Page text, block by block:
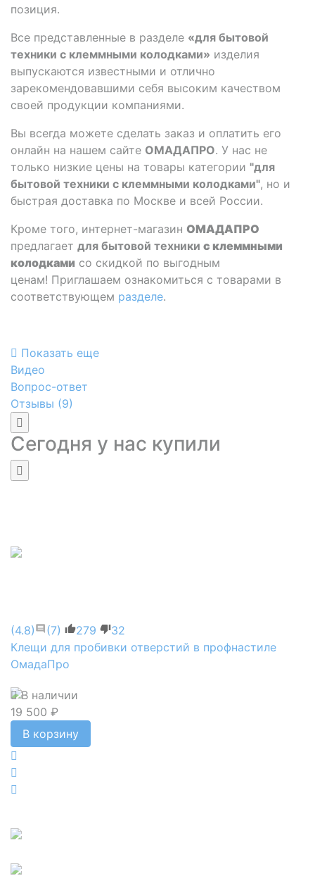
позиция.
Все представленные в разделе «для бытовой
техники с клеммными колодками» изделия
выпускаются известными и отлично
зарекомендовавшими себя высоким качеством
своей продукции компаниями.
Вы всегда можете сделать заказ и оплатить его
онлайн на нашем сайте ОМАДАПРО. У нас не
только низкие цены на товары категории "для
бытовой техники с клеммными колодками", но и
быстрая доставка по Москве и всей России.
Кроме того, интернет-магазин ОМАДАПРО
предлагает для бытовой техники с клеммными
колодками со скидкой по выгодным
ценам! Приглашаем ознакомиться с товарами в
соответствующем разделе.
Показать еще
Видео
Вопрос-ответ
Отзывы (9)
Сегодня у нас купили
(4.8) (7) 279
32
Клещи для пробивки отверстий в профнастиле
ОмадаПро
В наличии
19 500 ₽
В корзину